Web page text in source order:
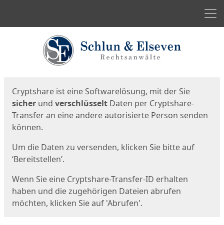
Cryptshare ist eine Softwarelösung, mit der Sie
sicher und verschlüsselt Daten per Cryptshare-
Transfer an eine andere autorisierte Person senden
können.
Um die Daten zu versenden, klicken Sie bitte auf
‘Bereitstellen’.
Wenn Sie eine Cryptshare-Transfer-ID erhalten
haben und die zugehörigen Dateien abrufen
möchten, klicken Sie auf 'Abrufen'.